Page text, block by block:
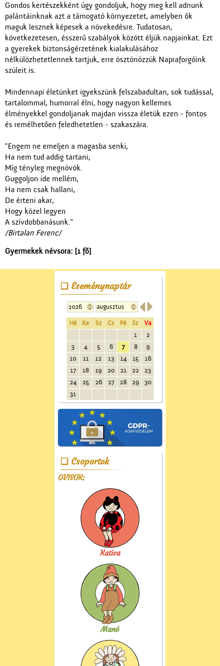
Gondos kertészekként úgy gondoljuk, hogy meg kell adnunk
palántáinknak azt a támogató környezetet, amelyben ők
maguk lesznek képesek a növekedésre. Tudatosan,
következetesen, ésszerű szabályok között éljük napjainkat. Ezt
a gyerekek biztonságérzetének kialakulásához
nélkülözhetetlennek tartjuk, erre ösztönözzük Napraforgóink
szüleit is.
Mindennapi életünket igyekszünk felszabadultan, sok tudással,
tartalommal, humorral élni, hogy nagyon kellemes
élményekkel gondoljanak majdan vissza életük ezen - fontos
és remélhetően feledhetetlen - szakaszára.
"Engem ne emeljen a magasba senki,
Ha nem tud addig tartani,
Míg tényleg megnövök.
Guggoljon ide mellém,
Ha nem csak hallani,
De érteni akar,
Hogy közel legyen
A szívdobbanásunk."
/Birtalan Ferenc/
Gyermekek névsora: [1 fő]
Eseménynaptár

Hé Ke Sz Cs Pé Sz
Va
1
2
3
4 5 6 7 8
9
10
11 12 13 14 15
16
17
18 19 20 21 22
23
24
25 26 27 28 29
30
31
Csoportok
OVISOK:
Katica
Manó